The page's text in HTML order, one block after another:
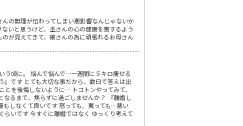
の無理が伝わってしまい悪影響なんじゃないか
いと思うけど、主さんの心の健康を害するよう
が見えてきて、娘さんの為に頑張れるお母さん
う頃に。 悩んで悩んで…一週間に５キロ痩せる
です とても大切な事だから、数日で答えは出
を後悔しないように… トコトンやってみて、
るまで、焦らずに過ごしませんか？ 『離婚し
しなくて良いです 怒っても、罵っても…悪い
いです 今すぐに離婚ではなく ゆっくり考えて